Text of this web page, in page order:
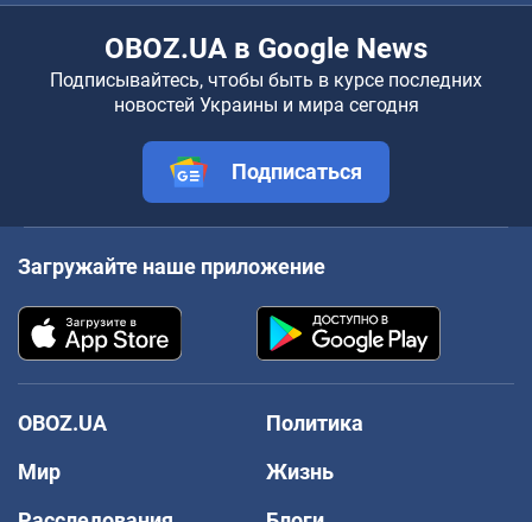
OBOZ.UA в Google News
Подписывайтесь, чтобы быть в курсе последних
новостей Украины и мира сегодня
Подписаться
Загружайте наше приложение
OBOZ.UA
Политика
Мир
Жизнь